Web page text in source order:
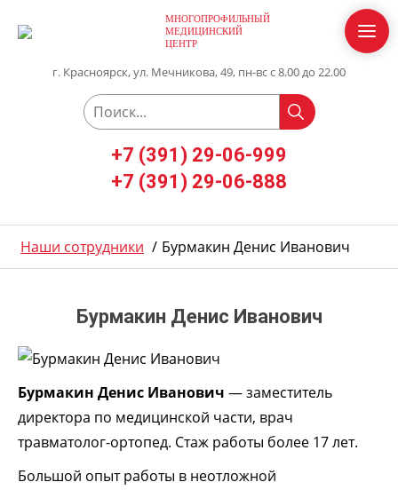
МНОГОПРОФИЛЬНЫЙ
МЕДИЦИНСКИЙ
ЦЕНТР
г. Красноярск, ул. Мечникова, 49, пн-вс с 8.00 до 22.00
+7 (391) 29-06-999
+7 (391) 29-06-888
Наши сотрудники / Бурмакин Денис Иванович
Бурмакин Денис Иванович
Бурмакин Денис Иванович — заместитель
директора по медицинской части, врач
травматолог-ортопед. Стаж работы более 17 лет.
Большой опыт работы в неотложной